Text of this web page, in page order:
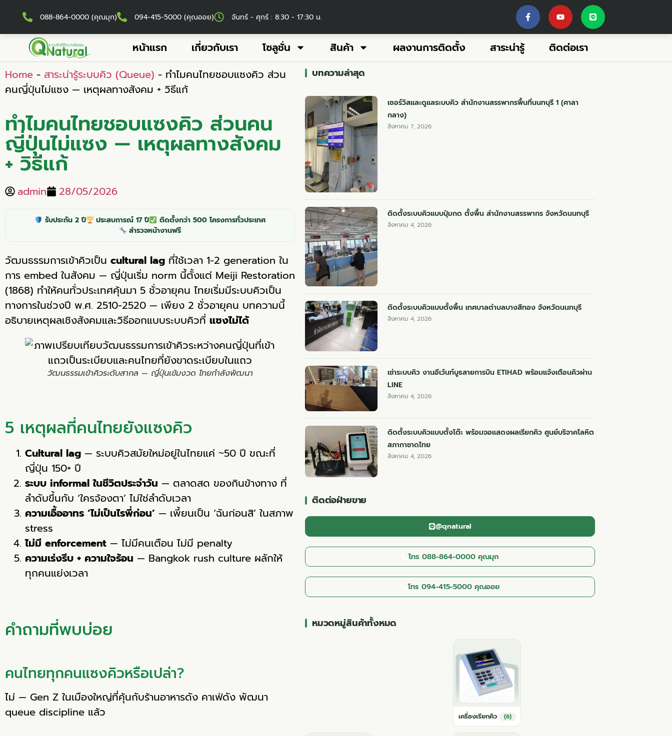
088-864-0000 (คุณมุก) 094-415-5000 (คุณออย) จันทร์ - ศุกร์ : 8:30 - 17:30 น.
หน้าแรก เกี่ยวกับเรา โซลูชั่น สินค้า ผลงานการติดตั้ง สาระน่ารู้
ติดต่อเรา
Home - สาระน่ารู้ระบบคิว (Queue) - ทำไมคนไทยชอบแซงคิว ส่วน
คนญี่ปุ่นไม่แซง — เหตุผลทางสังคม + วิธีแก้
ทำไมคนไทยชอบแซงคิว ส่วนคน
ญี่ปุ่นไม่แซง — เหตุผลทางสังคม
+ วิธีแก้
admin 28/05/2026
รับประกัน 2 ปี ประสบการณ์ 17 ปี
ติดตั้งกว่า 500 โครงการทั่วประเทศ
สำรวจหน้างานฟรี
วัฒนธรรมการเข้าคิวเป็น cultural lag ที่ใช้เวลา 1-2 generation ใน
การ embed ในสังคม — ญี่ปุ่นเริ่ม norm นี้ตั้งแต่ Meiji Restoration
(1868) ทำให้คนทั่วประเทศคุ้นมา 5 ชั่วอายุคน ไทยเริ่มมีระบบคิวเป็น
ทางการในช่วงปี พ.ศ. 2510-2520 — เพียง 2 ชั่วอายุคน บทความนี้
อธิบายเหตุผลเชิงสังคมและวิธีออกแบบระบบคิวที่ แซงไม่ได้
วัฒนธรรมเข้าคิวระดับสากล — ญี่ปุ่นเข้มงวด ไทยกำลังพัฒนา
5 เหตุผลที่คนไทยยังแซงคิว
Cultural lag — ระบบคิวสมัยใหม่อยู่ในไทยแค่ ~50 ปี ขณะที่
ญี่ปุ่น 150+ ปี
ระบบ informal ในชีวิตประจำวัน — ตลาดสด ของกินข้างทาง ที่
ลำดับขึ้นกับ ‘ใครจ้องตา’ ไม่ใช่ลำดับเวลา
ความเอื้ออาทร ‘ไม่เป็นไรพี่ก่อน’ — เพี้ยนเป็น ‘ฉันก่อนสิ’ ในสภาพ
stress
ไม่มี enforcement — ไม่มีคนเตือน ไม่มี penalty
ความเร่งรีบ + ความใจร้อน — Bangkok rush culture ผลักให้
ทุกคนแย่งเวลา
คำถามที่พบบ่อย
คนไทยทุกคนแซงคิวหรือเปล่า?
ไม่ — Gen Z ในเมืองใหญ่ที่คุ้นกับร้านอาหารดัง คาเฟ่ดัง พัฒนา
queue discipline แล้ว
บทความล่าสุด
เซอร์วิสและดูแลระบบคิว สำนักงานสรรพากรพื้นที่นนทบุรี 1 (ศาลา
กลาง)
สิงหาคม 7, 2026
ติดตั้งระบบคิวแบบปุ่มกด ตั้งพื้น สำนักงานสรรพากร จังหวัดนนทบุรี
สิงหาคม 4, 2026
ติดตั้งระบบคิวแบบตั้งพื้น เทศบาลตำบลบางสีทอง จังหวัดนนทบุรี
สิงหาคม 4, 2026
เช่าระบบคิว งานอีเว้นท์บูธสายการบิน ETIHAD พร้อมแจ้งเตือนคิวผ่าน
LINE
สิงหาคม 4, 2026
ติดตั้งระบบคิวแบบตั้งโต๊ะ พร้อมจอแสดงผลเรียกคิว ศูนย์บริจาคโลหิต
สภากาชาดไทย
สิงหาคม 4, 2026
ติดต่อฝ่ายขาย
@qnatural
โทร 088-864-0000 คุณมุก
โทร 094-415-5000 คุณออย
หมวดหมู่สินค้าทั้งหมด
เครื่องเรียกคิว (6)